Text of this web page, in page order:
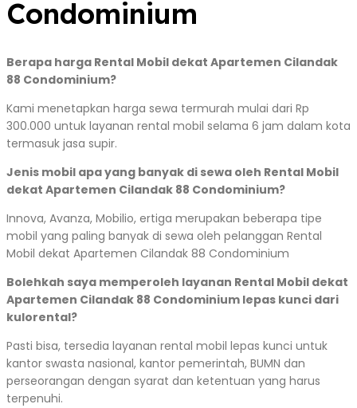
Condominium
Berapa harga Rental Mobil dekat Apartemen Cilandak
88 Condominium?
Kami menetapkan harga sewa termurah mulai dari Rp
300.000 untuk layanan rental mobil selama 6 jam dalam kota
termasuk jasa supir.
Jenis mobil apa yang banyak di sewa oleh Rental Mobil
dekat Apartemen Cilandak 88 Condominium?
Innova, Avanza, Mobilio, ertiga merupakan beberapa tipe
mobil yang paling banyak di sewa oleh pelanggan Rental
Mobil dekat Apartemen Cilandak 88 Condominium
Bolehkah saya memperoleh layanan Rental Mobil dekat
Apartemen Cilandak 88 Condominium lepas kunci dari
kulorental?
Pasti bisa, tersedia layanan rental mobil lepas kunci untuk
kantor swasta nasional, kantor pemerintah, BUMN dan
perseorangan dengan syarat dan ketentuan yang harus
terpenuhi.